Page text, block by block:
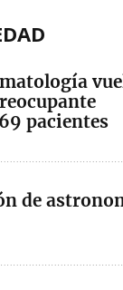
pacientes
de